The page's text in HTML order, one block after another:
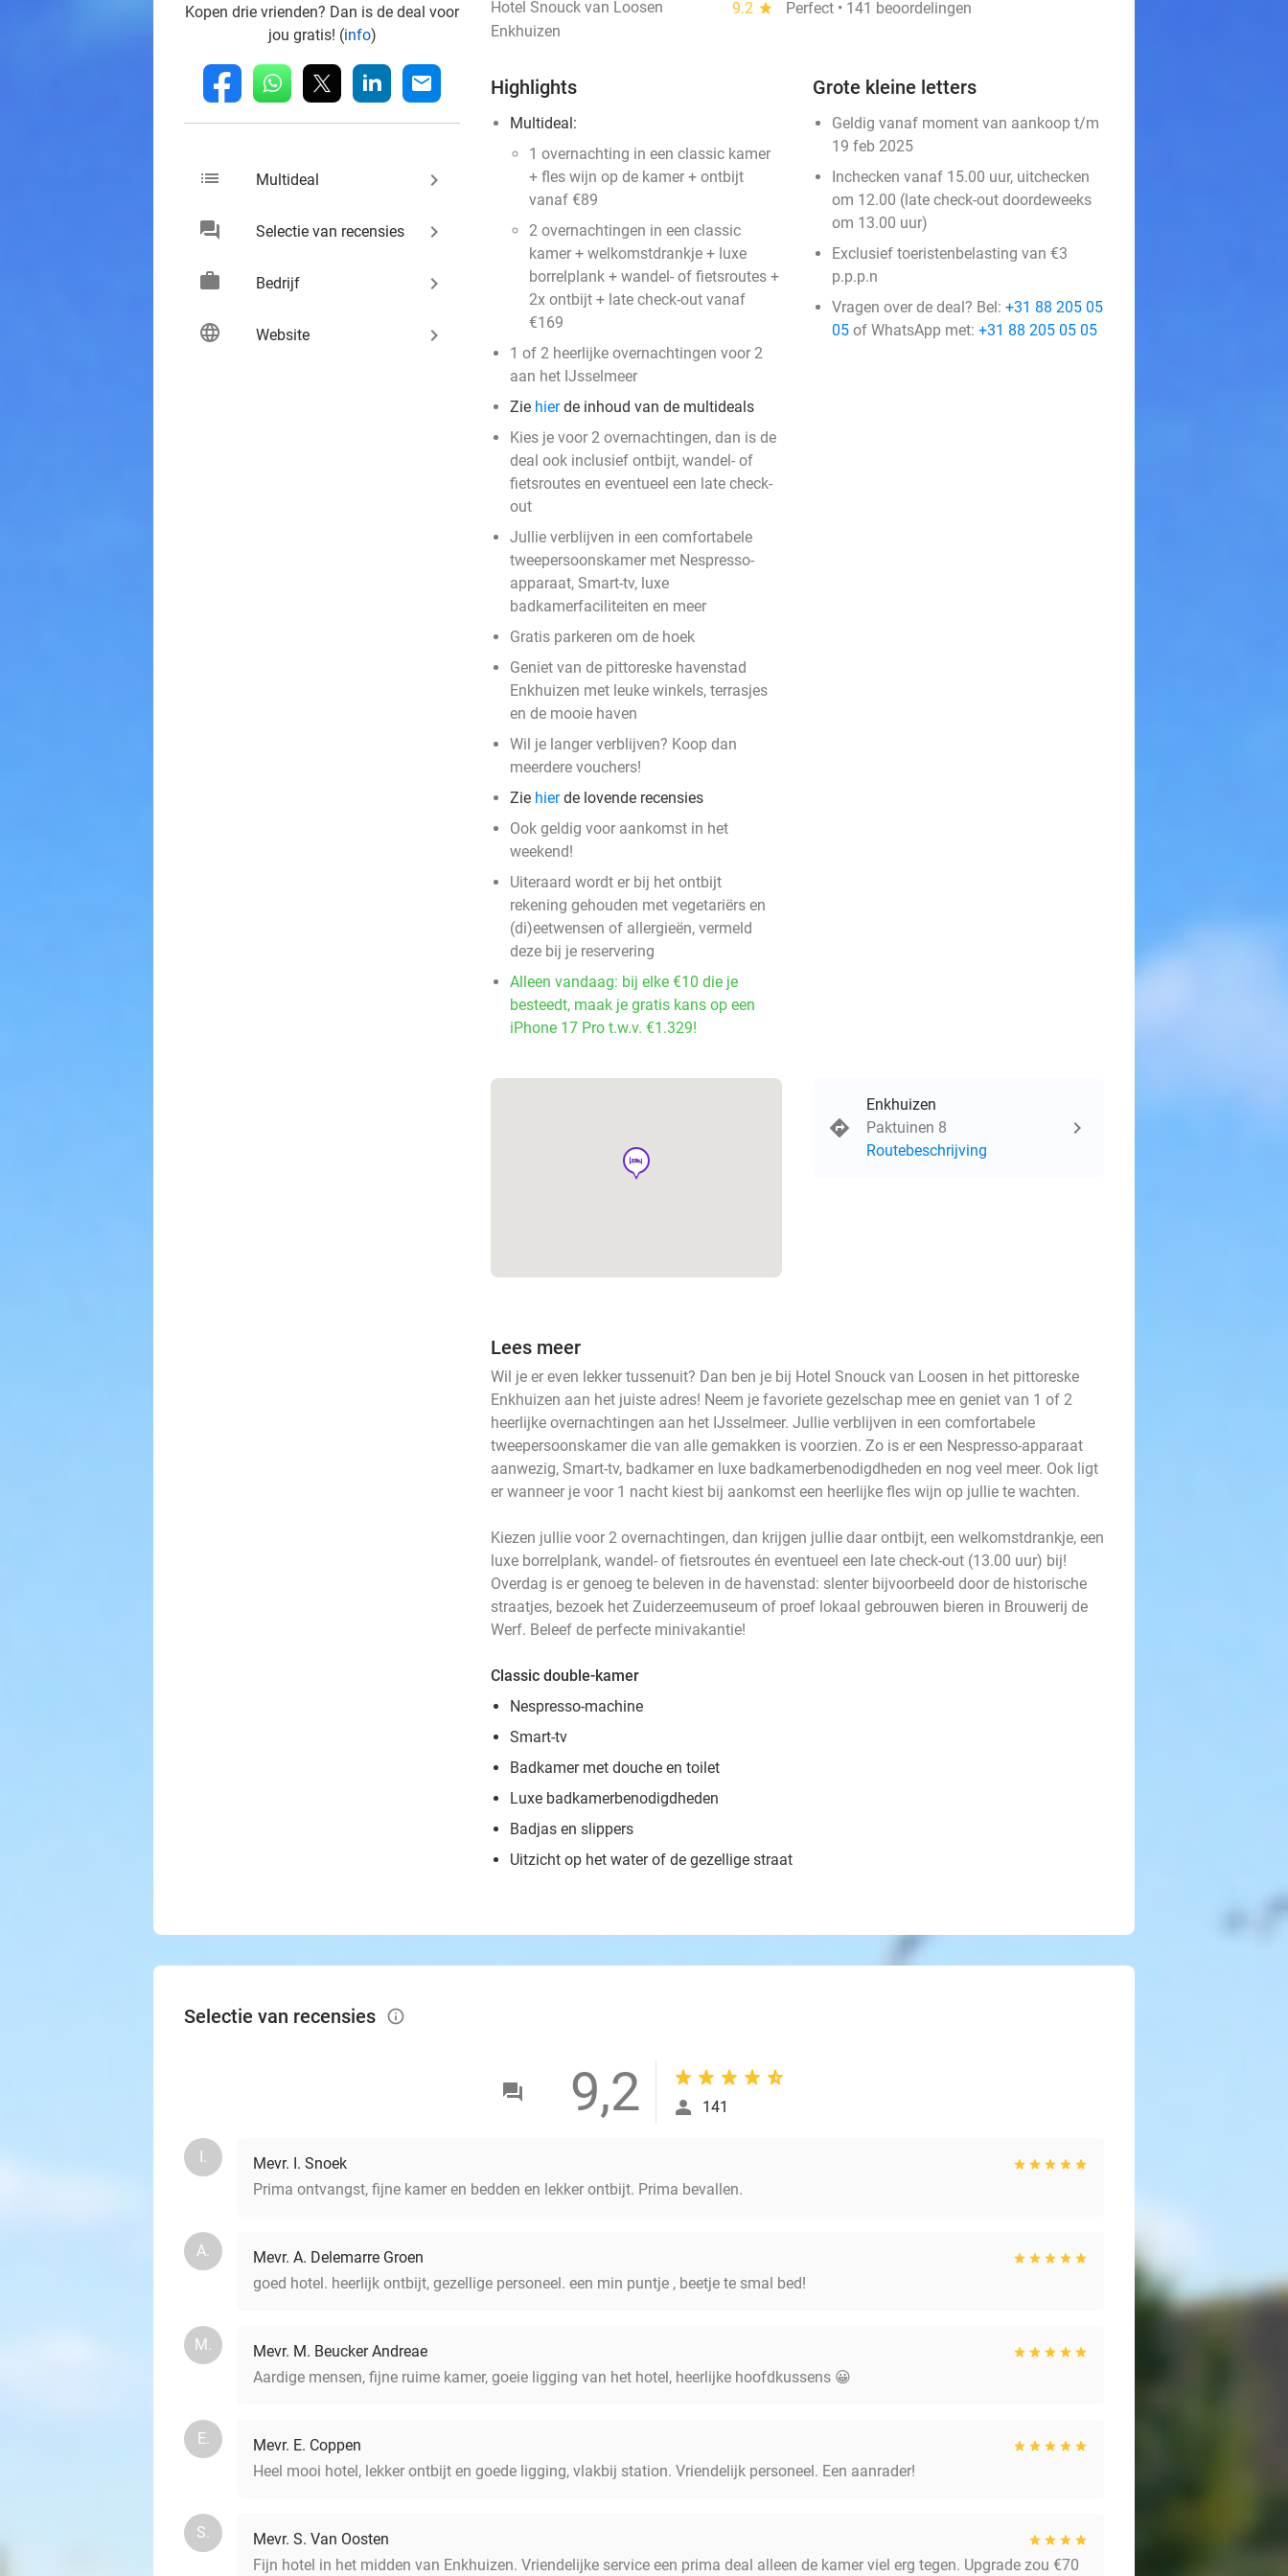
Kopen drie vrienden? Dan is de deal voor
jou gratis! (info)
fb whatsapp linkedin mail
list Multideal keyboard_arrow_right
chat Selectie van recensies keyboard_arrow_right
work Bedrijf keyboard_arrow_right
language Website keyboard_arrow_right
Hotel Snouck van Loosen 9.2 star
Perfect • 141 beoordelingen
Enkhuizen
Highlights
Multideal:
1 overnachting in een classic kamer
+ fles wijn op de kamer + ontbijt
vanaf €89
2 overnachtingen in een classic
kamer + welkomstdrankje + luxe
borrelplank + wandel- of fietsroutes +
2x ontbijt + late check-out vanaf
€169
1 of 2 heerlijke overnachtingen voor 2
aan het IJsselmeer
Zie hierde inhoud van de multideals
Kies je voor 2 overnachtingen, dan is de
deal ook inclusief ontbijt, wandel- of
fietsroutes en eventueel een late check-
out
Jullie verblijven in een comfortabele
tweepersoonskamer met Nespresso-
apparaat, Smart-tv, luxe
badkamerfaciliteiten en meer
Gratis parkeren om de hoek
Geniet van de pittoreske havenstad
Enkhuizen met leuke winkels, terrasjes
en de mooie haven
Wil je langer verblijven? Koop dan
meerdere vouchers!
Zie hierde lovende recensies
Ook geldig voor aankomst in het
weekend!
Uiteraard wordt er bij het ontbijt
rekening gehouden met vegetariërs en
(di)eetwensen of allergieën, vermeld
deze bij je reservering
Alleen vandaag: bij elke €10 die je
besteedt, maak je gratis kans op een
iPhone 17 Pro t.w.v. €1.329!
Grote kleine letters
Geldig vanaf moment van aankoop t/m
19 feb 2025
Inchecken vanaf 15.00 uur, uitchecken
om 12.00 (late check-out doordeweeks
om 13.00 uur)
Exclusief toeristenbelasting van €3
p.p.p.n
Vragen over de deal? Bel: +31 88 205 05
05 of WhatsApp met: +31 88 205 05 05
hotel
Enkhuizen
Paktuinen 8
Routebeschrijving
Lees meer
Wil je er even lekker tussenuit? Dan ben je bij Hotel Snouck van Loosen in het pittoreske
Enkhuizen aan het juiste adres! Neem je favoriete gezelschap mee en geniet van 1 of 2
heerlijke overnachtingen aan het IJsselmeer. Jullie verblijven in een comfortabele
tweepersoonskamer die van alle gemakken is voorzien. Zo is er een Nespresso-apparaat
aanwezig, Smart-tv, badkamer en luxe badkamerbenodigdheden en nog veel meer. Ook ligt
er wanneer je voor 1 nacht kiest bij aankomst een heerlijke fles wijn op jullie te wachten.
Kiezen jullie voor 2 overnachtingen, dan krijgen jullie daar ontbijt, een welkomstdrankje, een
luxe borrelplank, wandel- of fietsroutes én eventueel een late check-out (13.00 uur) bij!
Overdag is er genoeg te beleven in de havenstad: slenter bijvoorbeeld door de historische
straatjes, bezoek het Zuiderzeemuseum of proef lokaal gebrouwen bieren in Brouwerij de
Werf. Beleef de perfecte minivakantie!
Classic double-kamer
Nespresso-machine
Smart-tv
Badkamer met douche en toilet
Luxe badkamerbenodigdheden
Badjas en slippers
Uitzicht op het water of de gezellige straat
Selectie van recensies info_outlined
9,2 141
I.
Mevr. I. Snoek
Prima ontvangst, fijne kamer en bedden en lekker ontbijt. Prima bevallen.
A.
Mevr. A. Delemarre Groen
goed hotel. heerlijk ontbijt, gezellige personeel. een min puntje , beetje te smal bed!
M.
Mevr. M. Beucker Andreae
Aardige mensen, fijne ruime kamer, goeie ligging van het hotel, heerlijke hoofdkussens 😀
E.
Mevr. E. Coppen
Heel mooi hotel, lekker ontbijt en goede ligging, vlakbij station. Vriendelijk personeel. Een aanrader!
S.
Mevr. S. Van Oosten
Fijn hotel in het midden van Enkhuizen. Vriendelijke service een prima deal alleen de kamer viel erg tegen. Upgrade zou €70